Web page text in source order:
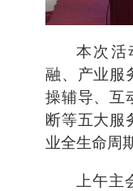
本次活
融、产业服
操辅导、互
断等五大服
业全生命周
上午